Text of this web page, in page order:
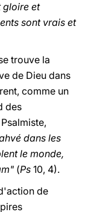
gloire et
sont vrais et
trouve la
de Dieu dans
comme un
des
dans les
le monde,
(Ps 10, 4).
de